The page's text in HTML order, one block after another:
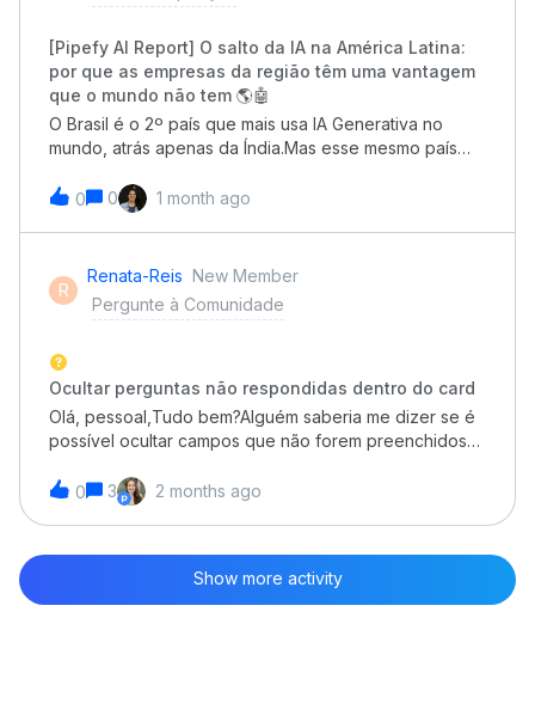
[Pipefy AI Report] O salto da IA na América Latina:
por que as empresas da região têm uma vantagem
que o mundo não tem 🌎🤖
O Brasil é o 2º país que mais usa IA Generativa no
mundo, atrás apenas da Índia.Mas esse mesmo país
profunda.Parece contradição. Na verdade, é uma das
maiores janelas de oportunidade que a América Latina
mesmo movimento que aconteceu com o PIX, com o
mobile banking e com o WhatsApp como canal
comercial: na ausência de décadas de legado para
“mais limpa” do que nos mercados maduros. E os
dados confirmam que a IA corporativa segue o mesmo
caminho:78% das organizações globais já usam IA em
pelo menos uma função de negócio (McKinsey, 2025)
mesmo com investimento substancial (BCG, 2025) 86%
dos profissionais brasileiros planejam aumentar o
investimento em IA, mas apenas 7,8% integraram a
tecnologia de fato aos seus fluxos de trabalho
(HubSpot, 2026) O problema não é adoção. É
conexão.A IA chego
0 0 1 month ago
R
Renata-Reis New Member
Pergunte à Comunidade
Ocultar perguntas não respondidas dentro do card
Olá, pessoal,Tudo bem?Alguém saberia me dizer se é
possível ocultar campos que não forem preenchidos
aparecesse dentro do card. Obrigada
0 3 2 months ago
Show more activity